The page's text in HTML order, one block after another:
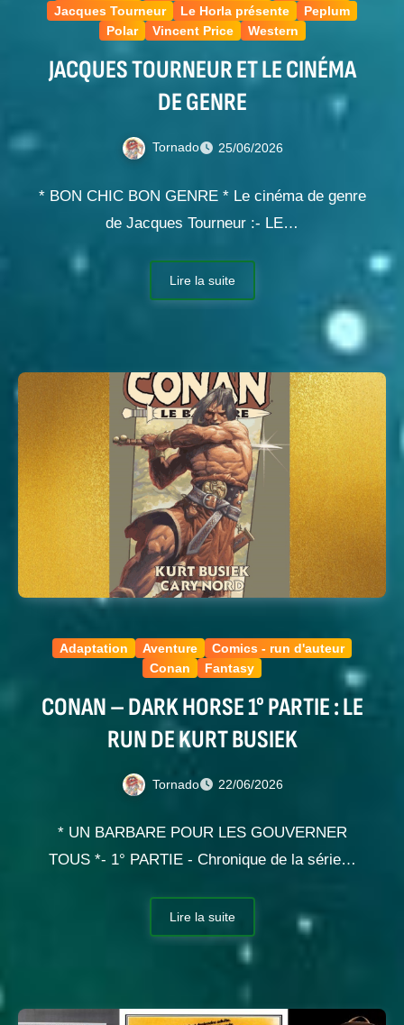
Jacques Tourneur
Le Horla présente
Peplum
Polar
Vincent Price Western
JACQUES TOURNEUR ET LE CINÉMA
DE GENRE
Tornado 25/06/2026
* BON CHIC BON GENRE * Le cinéma de genre
de Jacques Tourneur :- LE…
Lire la suite
Adaptation Aventure
Comics - run d'auteur
Conan
Fantasy
CONAN – DARK HORSE 1° PARTIE : LE
RUN DE KURT BUSIEK
Tornado 22/06/2026
* UN BARBARE POUR LES GOUVERNER
TOUS *- 1° PARTIE - Chronique de la série…
Lire la suite